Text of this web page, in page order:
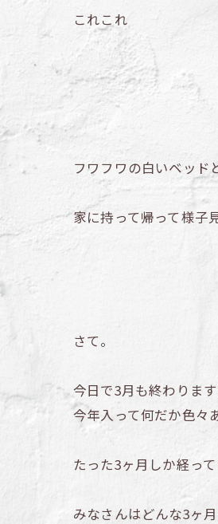
これこれ
フワフワの白いベッド
家に持って帰って様子
さて。
今日で3月も終わります
今年入って何だか色々
たった3ヶ月しか経って
みなさんはどんな3ヶ